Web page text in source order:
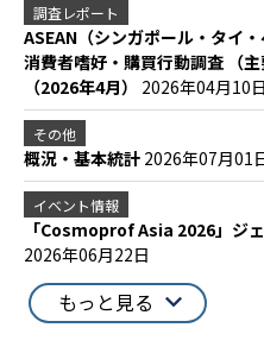
調査レポート
ASEAN（シンガポール・タイ
消費者嗜好・購買行動調査 （主
（2026年4月） 2026年04月10日
その他
概況・基本統計 2026年07月01
イベント情報
「Cosmoprof Asia 2026」ジ
2026年06月22日
もっと見る